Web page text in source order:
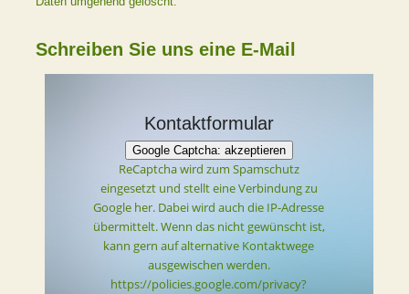
Schreiben Sie uns eine E-Mail
Kontaktformular
Google Captcha: akzeptieren
ReCaptcha wird zum Spamschutz
eingesetzt und stellt eine Verbindung zu
Google her. Dabei wird auch die IP-Adresse
übermittelt. Wenn das nicht gewünscht ist,
kann gern auf alternative Kontaktwege
ausgewischen werden.
https://policies.google.com/privacy?